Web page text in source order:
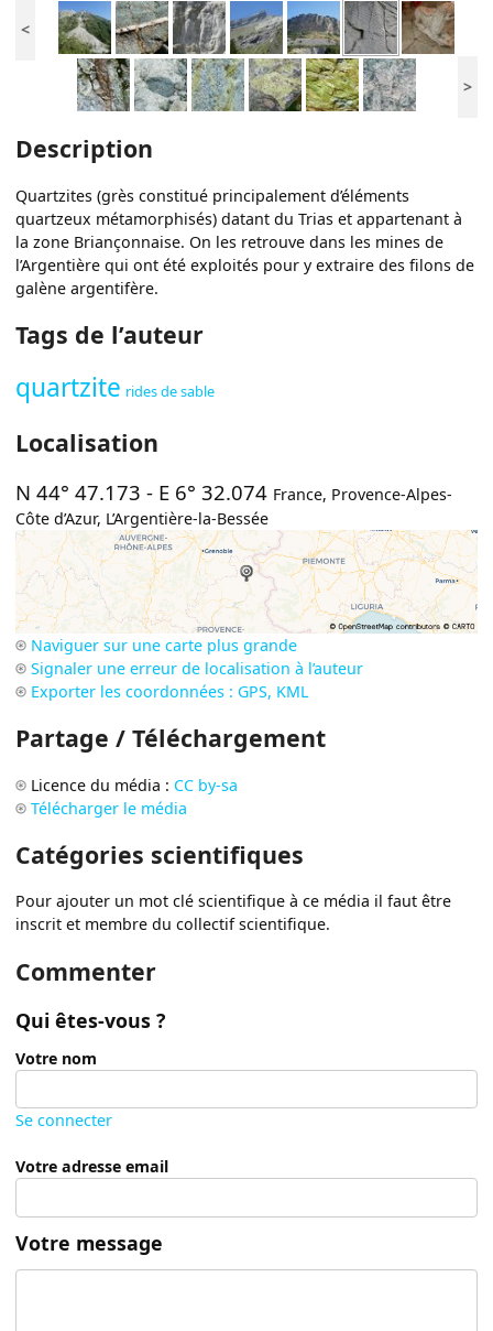
<
>
Description
Quartzites (grès constitué principalement d’éléments
quartzeux métamorphisés) datant du Trias et appartenant à
la zone Briançonnaise. On les retrouve dans les mines de
l’Argentière qui ont été exploités pour y extraire des filons de
galène argentifère.
Tags de l’auteur
quartzite rides de sable
Localisation
N 44° 47.173 - E 6° 32.074 France, Provence-Alpes-
Côte d’Azur, L’Argentière-la-Bessée
Naviguer sur une carte plus grande
Signaler une erreur de localisation à l’auteur
Exporter les coordonnées : GPS, KML
Partage / Téléchargement
Licence du média : CC by-sa
Télécharger le média
Catégories scientifiques
Pour ajouter un mot clé scientifique à ce média il faut être
inscrit et membre du collectif scientifique.
Commenter
Qui êtes-vous ?
Votre nom
Se connecter
Votre adresse email
Votre message